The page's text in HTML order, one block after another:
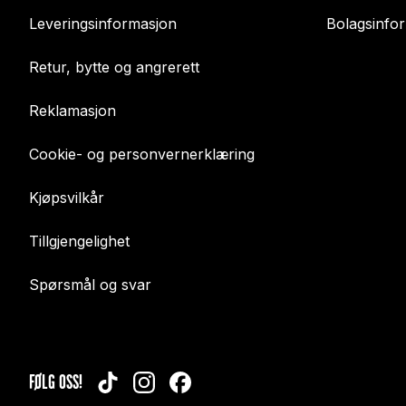
Leveringsinformasjon
Retur, bytte og angrerett
Reklamasjon
Cookie- og personvernerklæring
Kjøpsvilkår
Tillgjengelighet
Spørsmål og svar
FØLG OSS! TIKTOKINSTAGRAMFACEBOOK